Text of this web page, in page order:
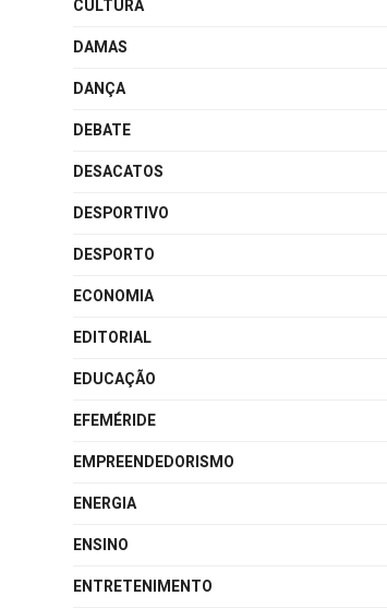
CULTURA
DAMAS
DANÇA
DEBATE
DESACATOS
DESPORTIVO
DESPORTO
ECONOMIA
EDITORIAL
EDUCAÇÃO
EFEMÉRIDE
EMPREENDEDORISMO
ENERGIA
ENSINO
ENTRETENIMENTO